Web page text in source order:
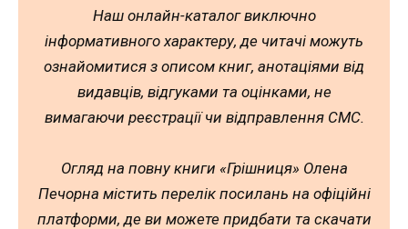
Наш онлайн-каталог виключно
інформативного характеру, де читачі можуть
ознайомитися з описом книг, анотаціями від
видавців, відгуками та оцінками, не
вимагаючи реєстрації чи відправлення СМС.
Огляд на повну книги «Грішниця» Олена
Печорна містить перелік посилань на офіційні
платформи, де ви можете придбати та скачати